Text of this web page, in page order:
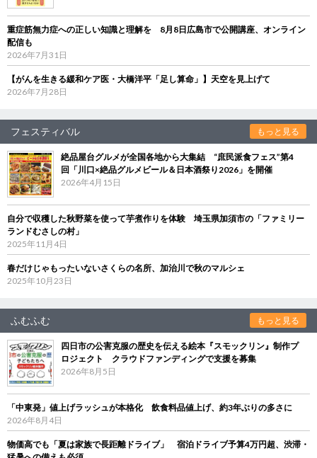
重症筋無力症への正しい知識と理解を 8月8日広島市で公開講座、オンライン
配信も
2026年7月31日
【がんを生きる緩和ケア医・大橋洋平「足し算命」】天空を見上げて
2026年7月28日
フェスティバル もっと見る
絶品屋台グルメが全国各地から大集結 “庶民派食フェス”第4
回「川口×絶品グルメビール＆日本酒祭り2026」を開催
2026年4月15日
自分で収穫した秋野菜を使って芋煮作りを体験 埼玉県加須市の「ファミリー
ランドむさしの村」
2025年11月4日
春だけじゃもったいないさくらの名所、加治川で秋のマルシェ
2025年10月23日
ふむふむ もっと見る
四日市の公害克服の歴史を伝える絵本『スモックリン』制作プ
ロジェクト クラウドファンディングで支援を募集
2026年8月5日
「中東発」値上げラッシュが本格化 飲食料品値上げ、約3年ぶりの多さに
2026年8月4日
物価高でも「夏は家族で長距離ドライブ」 宿泊ドライブ予算4万円超、渋滞・